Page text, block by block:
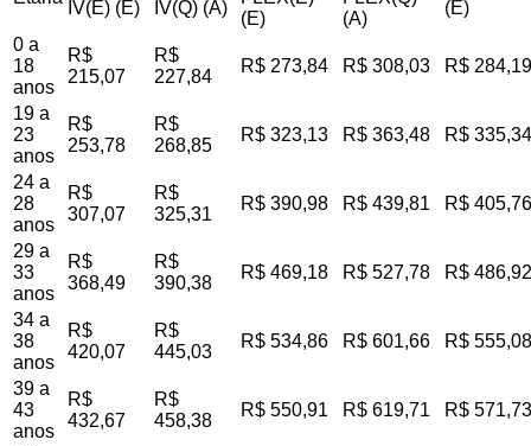
IV(E) (E)
IV(Q) (A)
(E)
(A)
(E)
0 a
18
anos
R$
215,07
R$
227,84
R$ 273,84 R$ 308,03 R$ 284,19
19 a
23
anos
R$
253,78
R$
268,85
R$ 323,13 R$ 363,48 R$ 335,34
24 a
28
anos
R$
307,07
R$
325,31
R$ 390,98 R$ 439,81 R$ 405,76
29 a
33
anos
R$
368,49
R$
390,38
R$ 469,18 R$ 527,78 R$ 486,92
34 a
38
anos
R$
420,07
R$
445,03
R$ 534,86 R$ 601,66 R$ 555,08
39 a
43
anos
R$
432,67
R$
458,38
R$ 550,91 R$ 619,71 R$ 571,73